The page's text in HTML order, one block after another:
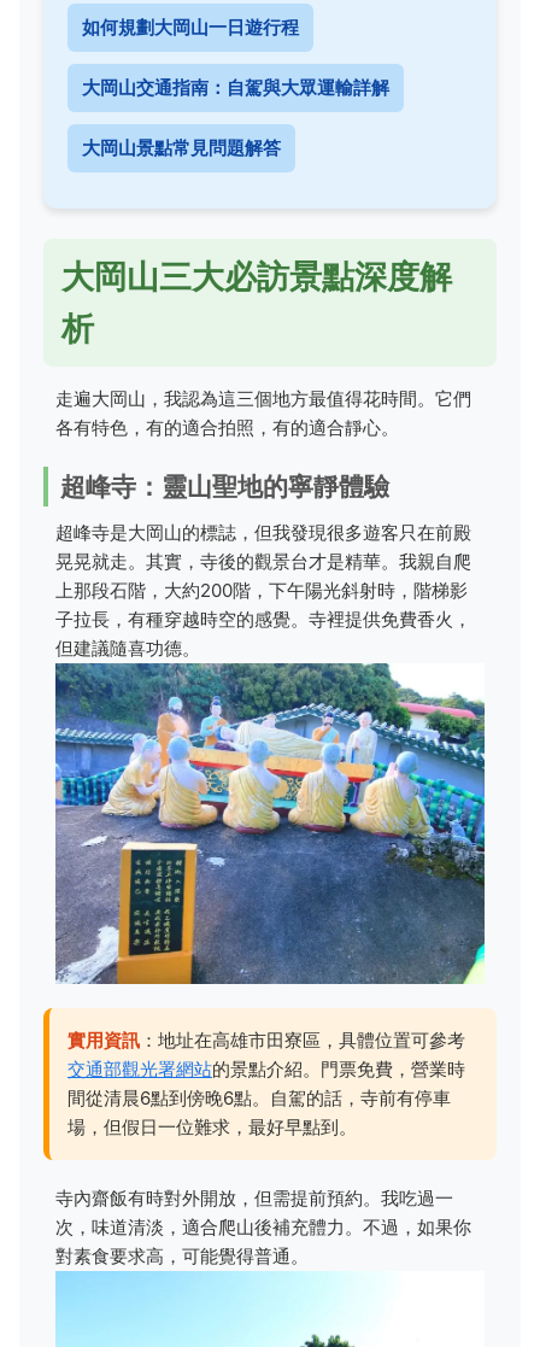
如何規劃大岡山一日遊行程
大岡山交通指南：自駕與大眾運輸詳解
大岡山景點常見問題解答
大岡山三大必訪景點深度解
析
走遍大岡山，我認為這三個地方最值得花時間。它們
各有特色，有的適合拍照，有的適合靜心。
超峰寺：靈山聖地的寧靜體驗
超峰寺是大岡山的標誌，但我發現很多遊客只在前殿
晃晃就走。其實，寺後的觀景台才是精華。我親自爬
上那段石階，大約200階，下午陽光斜射時，階梯影
子拉長，有種穿越時空的感覺。寺裡提供免費香火，
但建議隨喜功德。
實用資訊 ：地址在高雄市田寮區，具體位置可參考
交通部觀光署網站的景點介紹。門票免費，營業時
間從清晨6點到傍晚6點。自駕的話，寺前有停車
場，但假日一位難求，最好早點到。
寺內齋飯有時對外開放，但需提前預約。我吃過一
次，味道清淡，適合爬山後補充體力。不過，如果你
對素食要求高，可能覺得普通。